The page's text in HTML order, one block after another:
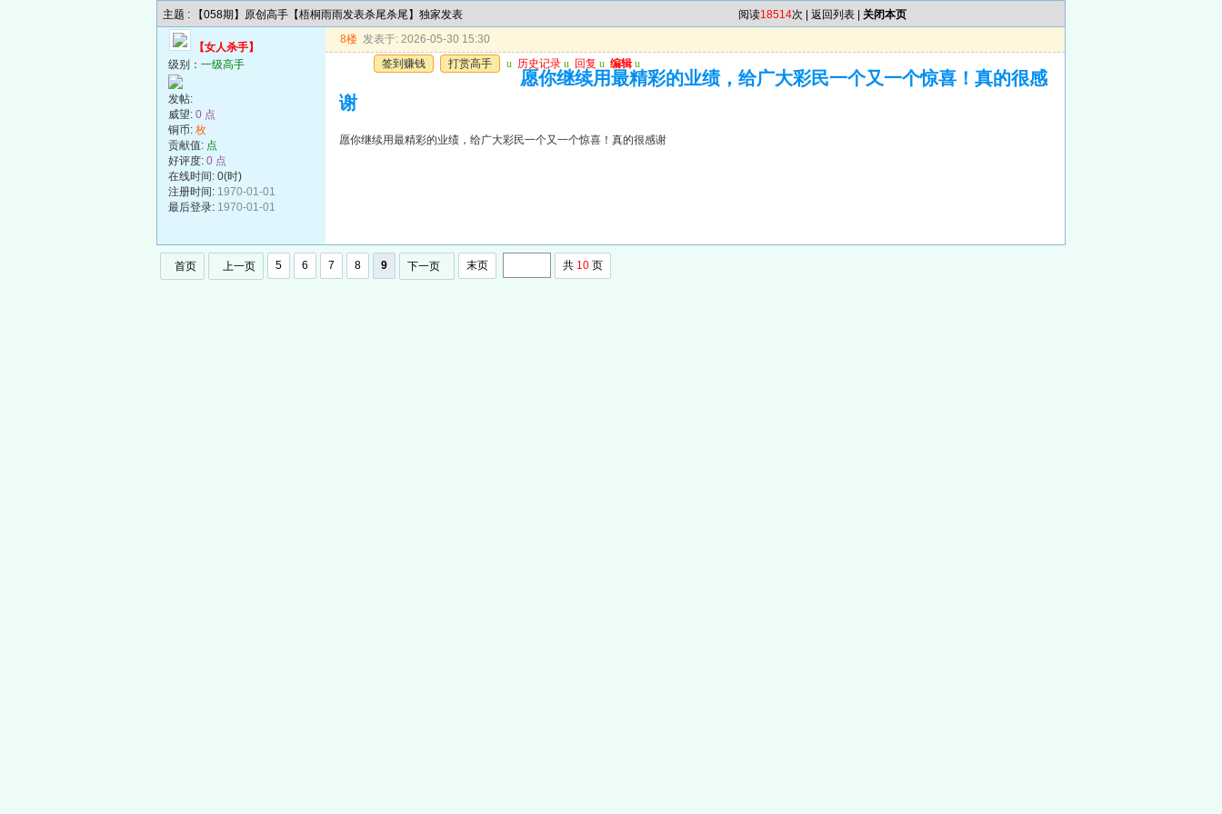
主题 : 【058期】原创高手【梧桐雨雨发表杀尾杀尾】独家发表 阅读18514次 | 返回列表 关闭本页
【女人杀手】
级别： 一级高手
发帖:
威望: 0 点
铜币: 枚
贡献值: 点
好评度: 0 点
在线时间: 0(时)
注册时间: 1970-01-01
最后登录: 1970-01-01
8楼 发表于: 2026-05-30 15:30
签到赚钱
打赏高手 u 历史记录 u 回复 u 编辑 u
愿你继续用最精彩的业绩，给广大彩民一个又一个惊喜！真的很感
谢
愿你继续用最精彩的业绩，给广大彩民一个又一个惊喜！真的很感谢
首页 上一页 5 6 7 8 9 下一页 末页 共 10 页